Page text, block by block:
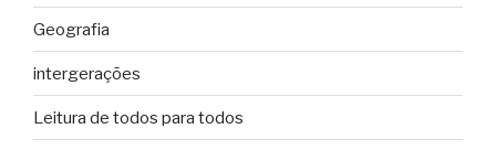
Geografia
intergerações
Leitura de todos para todos